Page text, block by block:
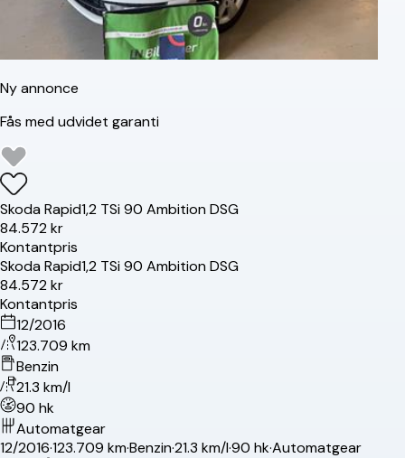
Ny annonce
Fås med udvidet garanti
SkodaRapid1,2 TSi 90 Ambition DSG
84.572 kr
Kontantpris
SkodaRapid1,2 TSi 90 Ambition DSG
84.572 kr
Kontantpris
12/2016
123.709 km
Benzin
21.3 km/l
90 hk
Automatgear
12/2016·123.709 km·Benzin·21.3 km/l·90 hk·Automatgear